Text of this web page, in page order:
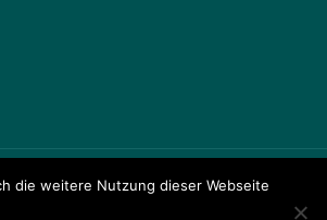
Fluida&
die weitere Nutzung dieser Webseite